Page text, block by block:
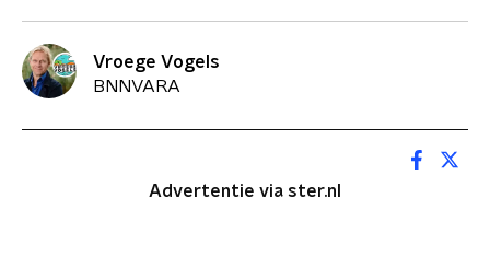
Vroege Vogels
BNNVARA
Advertentie via ster.nl